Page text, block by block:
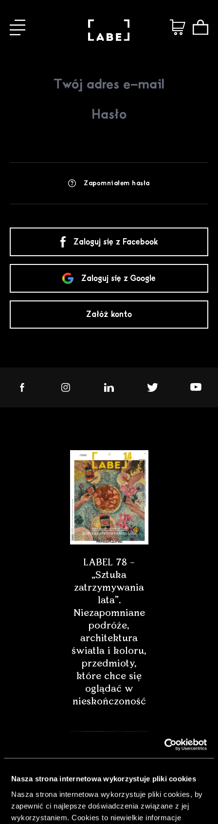
Nasza strona internetowa wykorzystuje pliki cookies
Nasza strona internetowa wykorzystuje pliki cookies, by
zapewnić ci najlepsze doświadczenia związane z jej
wykorzystaniem. Cookies to niewielkie informacje
Zapomniałem hasła
Zaloguj się z Facebook
Zaloguj się z Google
Załóż konto
LABEL 78 –
„Sztuka
zatrzymywania
lata”.
Niezapomniane
podróże,
architektura
światła i koloru,
przedmioty,
które chce się
oglądać w
nieskończoność